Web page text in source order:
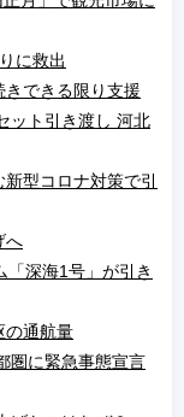
に救出
できる限り支援
ット引き渡し 河北
型コロナ対策で引
へ
「深海1号」が引き
の通航量
圏に緊急事態宣言